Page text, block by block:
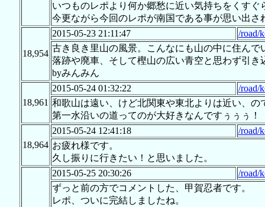
いつものレポより何か郷愁に近い気持ちをくすぐ
今更ながら今回のレポが南国である事が思い出
18,954
2015-05-23 21:11:47
/road/
古き良き里山の風景。こんなにも山の中に住ん
落跡や廃車、そして樫山の広い青空と思わず引
byみんみん
18,961
2015-05-24 01:32:22
/road/
和歌山は遠い、けど北関東や東北よりは近い、の
第一水沿いの道ってのが大好きなんですぅぅぅ！
18,964
2015-05-24 12:41:18
/road/
お疲れ様です。
久し振りに行きたい！と思いました。
2015-05-25 20:30:26
/road/
ずっと前の方でコメントした、甲賀忍者です。
レポ、ついに完結しましたね。